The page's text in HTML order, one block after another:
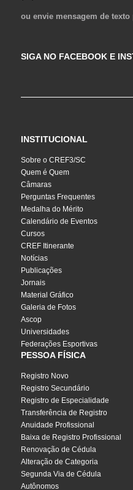
ou envie mensagem de texto
SIGA NO FACEBOOK E
INSTITUCIONAL
Sobre o CREF3/SC
Quem é Quem
Câmaras
Perguntas Frequentes
Medalha do Mérito
Calendário de Eventos
Cursos
CREF Itinerante
Notícias
Publicações
Jornais
Material Gráfico
Galeria de Fotos
Ascop
Universidades
Federações Esportivas
PESSOA FÍSICA
Registro Novo
Registro Secundário
Registro de Especialidade
Transferência de Registro
Anuidade Profissional
Baixa de Registro Profissional
Renovação de Cédula
Alteração de Categoria
Segunda Via de Cédula
Autônomos